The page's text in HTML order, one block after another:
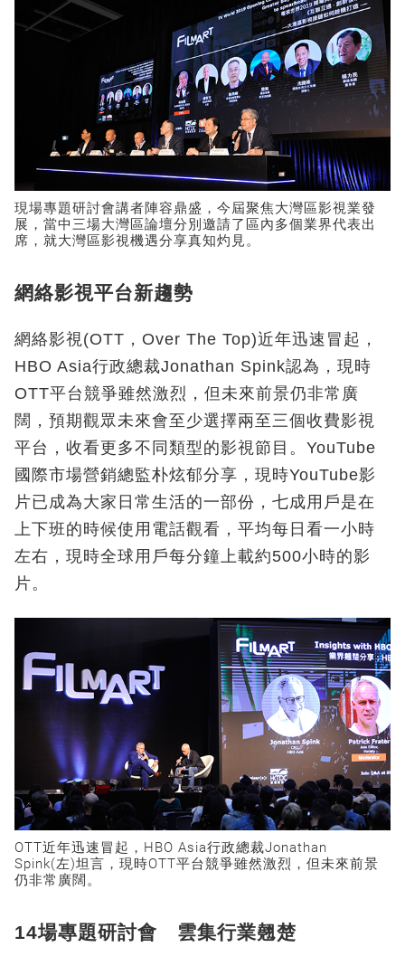
現場專題研討會講者陣容鼎盛，今屆聚焦大灣區影視業發
展，當中三場大灣區論壇分別邀請了區內多個業界代表出
席，就大灣區影視機遇分享真知灼見。
網絡影視平台新趨勢
網絡影視(OTT，Over The Top)近年迅速冒起，
HBO Asia行政總裁Jonathan Spink認為，現時
OTT平台競爭雖然激烈，但未來前景仍非常廣
闊，預期觀眾未來會至少選擇兩至三個收費影視
平台，收看更多不同類型的影視節目。YouTube
國際市場營銷總監朴炫郁分享，現時YouTube影
片已成為大家日常生活的一部份，七成用戶是在
上下班的時候使用電話觀看，平均每日看一小時
左右，現時全球用戶每分鐘上載約500小時的影
片。
OTT近年迅速冒起，HBO Asia行政總裁Jonathan
Spink(左)坦言，現時OTT平台競爭雖然激烈，但未來前景
仍非常廣闊。
14場專題研討會 雲集行業翹楚